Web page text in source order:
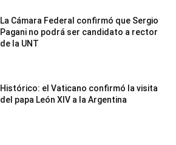
La Cámara Federal confirmó que Sergio
Pagani no podrá ser candidato a rector
de la UNT
Histórico: el Vaticano confirmó la visita
del papa León XIV a la Argentina